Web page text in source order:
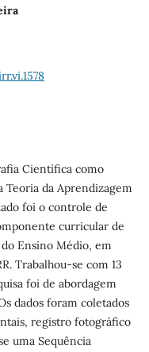
Científica como
da Aprendizagem
foi o controle de
curricular de
Ensino Médio, em
Trabalhou-se com 13
foi de abordagem
dados foram coletados
registro fotográfico
uma Sequência